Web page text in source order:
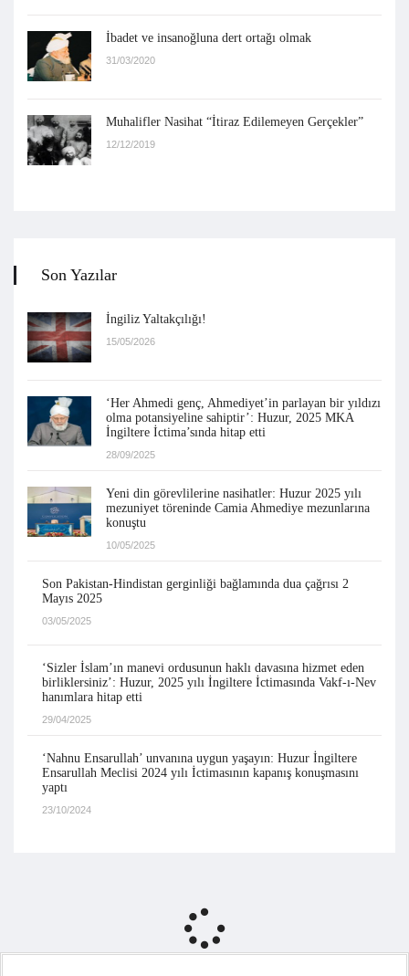
İbadet ve insanoğluna dert ortağı olmak
31/03/2020
Muhalifler Nasihat “İtiraz Edilemeyen Gerçekler”
12/12/2019
Son Yazılar
İngiliz Yaltakçılığı!
15/05/2026
‘Her Ahmedi genç, Ahmediyet’in parlayan bir yıldızı
olma potansiyeline sahiptir’: Huzur, 2025 MKA
İngiltere İctima’sında hitap etti
28/09/2025
Yeni din görevlilerine nasihatler: Huzur 2025 yılı
mezuniyet töreninde Camia Ahmediye mezunlarına
konuştu
10/05/2025
Son Pakistan-Hindistan gerginliği bağlamında dua çağrısı 2
Mayıs 2025
03/05/2025
‘Sizler İslam’ın manevi ordusunun haklı davasına hizmet eden
birliklersiniz’: Huzur, 2025 yılı İngiltere İctimasında Vakf-ı-Nev
hanımlara hitap etti
29/04/2025
‘Nahnu Ensarullah’ unvanına uygun yaşayın: Huzur İngiltere
Ensarullah Meclisi 2024 yılı İctimasının kapanış konuşmasını
yaptı
23/10/2024